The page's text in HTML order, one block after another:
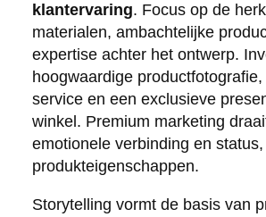
klantervaring. Focus op de
materialen, ambachtelijke
expertise achter het ontwerp.
hoogwaardige
service en een exclusieve
winkel. Premium marketing
emotionele verbinding en
produkteigenschappen.
Storytelling vormt de basis van